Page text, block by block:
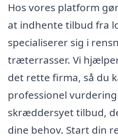
Hos vores platform
at indhente tilbud fra
specialiserer sig i
træterrasser. Vi
det rette firma, så du
professionel
skræddersyet tilbud,
dine behov. Start din